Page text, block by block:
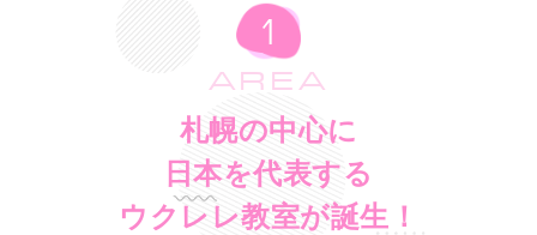
AREA
札幌の中心に
日本を代表する
ウクレレ教室が誕生！